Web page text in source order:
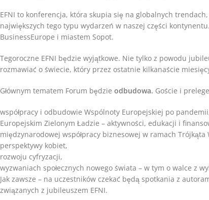
EFNI to konferencja, która skupia się na globalnych
największych tego typu wydarzeń w naszej części
BusinessEurope i miastem Sopot.
Tegoroczne EFNI będzie wyjątkowe. Nie tylko z powodu
rozmawiać o świecie, który przez ostatnie kilkanaście
Głównym tematem Forum będzie odbudowa. Goście i
współpracy i odbudowie Wspólnoty Europejskiej po
Europejskim Zielonym Ładzie – aktywności, edukacji i
międzynarodowej współpracy biznesowej w ramach
perspektywy kobiet,
rozwoju cyfryzacji,
wyzwaniach społecznych nowego świata – w tym o walce z
Jak zawsze – na uczestników czekać będą spotkania z
związanych z jubileuszem EFNI.